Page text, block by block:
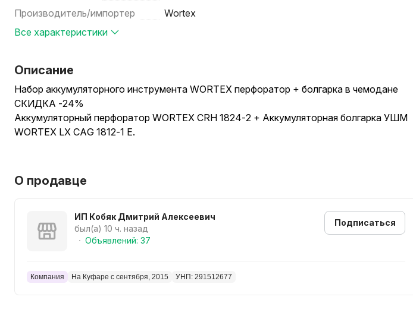
Производитель/импортер
Wortex
Все характеристики
Описание
Набор аккумуляторного инструмента WORTEX перфоратор + болгарка в чемодане
СКИДКА -24%
Аккумуляторный перфоратор WORTEX CRH 1824-2 + Аккумуляторная болгарка УШМ
WORTEX LX CAG 1812-1 E.
ДЛЯ ПОКУПАТЕЛЕЙ ПРЕДУСМОТРЕНЫ СКИДКИ И АКЦИИ -- УТОЧНЯЙТЕ У
СДЕЛАЕМ ИНСТРУМЕНТ WORTEX ДОСТУПНЫМ ДЛЯ НАШИХ КЛИЕНТОВ!
О продавце
ИП Кобяк Дмитрий Алексеевич
был(а) 10 ч. назад
Объявлений: 37
Подписаться
Компания На Куфаре с сентября, 2015 УНП: 291512677